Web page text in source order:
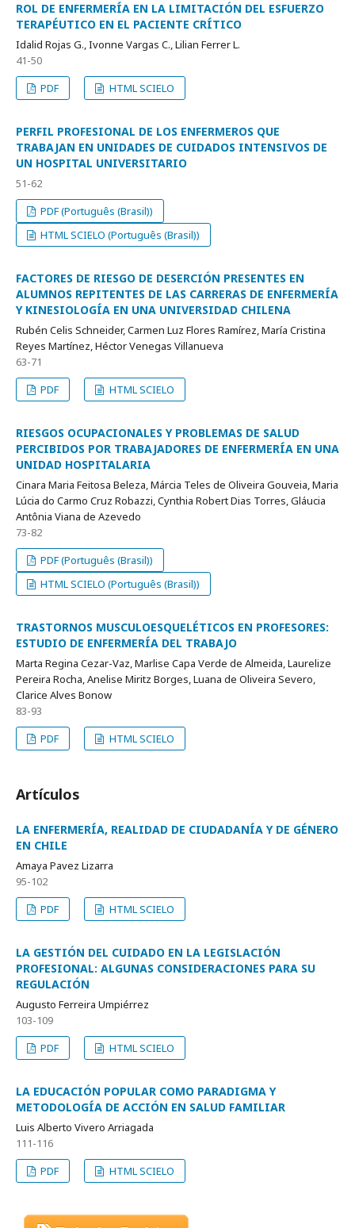
ROL DE ENFERMERÍA EN LA LIMITACIÓN DEL ESFUERZO
TERAPÉUTICO EN EL PACIENTE CRÍTICO
Idalid Rojas G., Ivonne Vargas C., Lilian Ferrer L.
41-50
PDF
HTML SCIELO
PERFIL PROFESIONAL DE LOS ENFERMEROS QUE
TRABAJAN EN UNIDADES DE CUIDADOS INTENSIVOS DE
UN HOSPITAL UNIVERSITARIO
51-62
PDF (Português (Brasil))
HTML SCIELO (Português (Brasil))
FACTORES DE RIESGO DE DESERCIÓN PRESENTES EN
ALUMNOS REPITENTES DE LAS CARRERAS DE ENFERMERÍA
Y KINESIOLOGÍA EN UNA UNIVERSIDAD CHILENA
Rubén Celis Schneider, Carmen Luz Flores Ramírez, María Cristina
Reyes Martínez, Héctor Venegas Villanueva
63-71
PDF
HTML SCIELO
RIESGOS OCUPACIONALES Y PROBLEMAS DE SALUD
PERCIBIDOS POR TRABAJADORES DE ENFERMERÍA EN UNA
UNIDAD HOSPITALARIA
Cinara Maria Feitosa Beleza, Márcia Teles de Oliveira Gouveia, Maria
Lúcia do Carmo Cruz Robazzi, Cynthia Robert Dias Torres, Gláucia
Antônia Viana de Azevedo
73-82
PDF (Português (Brasil))
HTML SCIELO (Português (Brasil))
TRASTORNOS MUSCULOESQUELÉTICOS EN PROFESORES:
ESTUDIO DE ENFERMERÍA DEL TRABAJO
Marta Regina Cezar-Vaz, Marlise Capa Verde de Almeida, Laurelize
Pereira Rocha, Anelise Miritz Borges, Luana de Oliveira Severo,
Clarice Alves Bonow
83-93
PDF
HTML SCIELO
Artículos
LA ENFERMERÍA, REALIDAD DE CIUDADANÍA Y DE GÉNERO
EN CHILE
Amaya Pavez Lizarra
95-102
PDF
HTML SCIELO
LA GESTIÓN DEL CUIDADO EN LA LEGISLACIÓN
PROFESIONAL: ALGUNAS CONSIDERACIONES PARA SU
REGULACIÓN
Augusto Ferreira Umpiérrez
103-109
PDF
HTML SCIELO
LA EDUCACIÓN POPULAR COMO PARADIGMA Y
METODOLOGÍA DE ACCIÓN EN SALUD FAMILIAR
Luis Alberto Vivero Arriagada
111-116
PDF
HTML SCIELO